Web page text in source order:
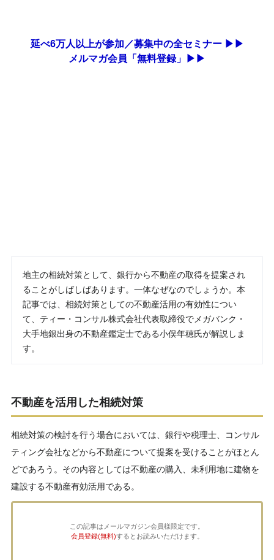
延べ6万人以上が参加／募集中の全セミナー ▶▶
メルマガ会員「無料登録」▶▶
地主の相続対策として、銀行から不動産の取得を提案され
ることがしばしばあります。一体なぜなのでしょうか。本
記事では、相続対策としての不動産活用の有効性につい
て、ティー・コンサル株式会社代表取締役でメガバンク・
大手地銀出身の不動産鑑定士である小俣年穂氏が解説しま
す。
不動産を活用した相続対策
相続対策の検討を行う場合においては、銀行や税理士、コンサル
ティング会社などから不動産について提案を受けることがほとん
どであろう。その内容としては不動産の購入、未利用地に建物を
建設する不動産有効活用である。
この記事はメールマガジン会員様限定です。
会員登録(無料)するとお読みいただけます。